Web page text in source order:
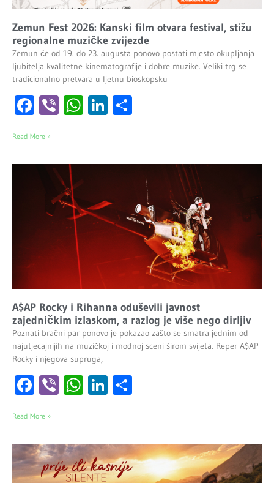
Zemun Fest 2026: Kanski film otvara festival, stižu
regionalne muzičke zvijezde
Zemun će od 19. do 23. augusta ponovo postati mjesto okupljanja
ljubitelja kvalitetne kinematografije i dobre muzike. Veliki trg se
tradicionalno pretvara u ljetnu bioskopsku
Facebook
ViberWhatsApp
LinkedIn
Read More »
A$AP Rocky i Rihanna oduševili javnost
zajedničkim izlaskom, a razlog je više nego dirljiv
Poznati bračni par ponovo je pokazao zašto se smatra jednim od
najutjecajnijih na muzičkoj i modnoj sceni širom svijeta. Reper A$AP
Rocky i njegova supruga,
Facebook
ViberWhatsApp
LinkedIn
Read More »